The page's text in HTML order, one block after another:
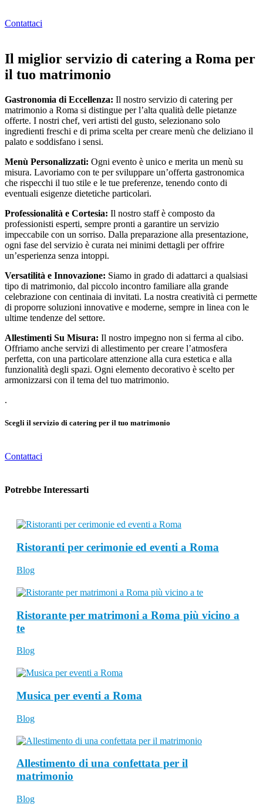
Contattaci
Il miglior servizio di catering a Roma per
il tuo matrimonio
Gastronomia di Eccellenza: Il nostro servizio di catering per
matrimonio a Roma si distingue per l’alta qualità delle pietanze
offerte. I nostri chef, veri artisti del gusto, selezionano solo
ingredienti freschi e di prima scelta per creare menù che deliziano il
palato e soddisfano i sensi.
Menù Personalizzati: Ogni evento è unico e merita un menù su
misura. Lavoriamo con te per sviluppare un’offerta gastronomica
che rispecchi il tuo stile e le tue preferenze, tenendo conto di
eventuali esigenze dietetiche particolari.
Professionalità e Cortesia: Il nostro staff è composto da
professionisti esperti, sempre pronti a garantire un servizio
impeccabile con un sorriso. Dalla preparazione alla presentazione,
ogni fase del servizio è curata nei minimi dettagli per offrire
un’esperienza senza intoppi.
Versatilità e Innovazione: Siamo in grado di adattarci a qualsiasi
tipo di matrimonio, dal piccolo incontro familiare alla grande
celebrazione con centinaia di invitati. La nostra creatività ci permette
di proporre soluzioni innovative e moderne, sempre in linea con le
ultime tendenze del settore.
Allestimenti Su Misura: Il nostro impegno non si ferma al cibo.
Offriamo anche servizi di allestimento per creare l’atmosfera
perfetta, con una particolare attenzione alla cura estetica e alla
funzionalità degli spazi. Ogni elemento decorativo è scelto per
armonizzarsi con il tema del tuo matrimonio.
.
Scegli il servizio di catering per il tuo matrimonio
Contattaci
Potrebbe Interessarti
Ristoranti per cerimonie ed eventi a Roma
Blog
Ristorante per matrimoni a Roma più vicino a
te
Blog
Musica per eventi a Roma
Blog
Allestimento di una confettata per il
matrimonio
Blog